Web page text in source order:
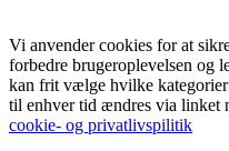
Vi anvender cookies for at
forbedre brugeroplevelsen og
kan frit vælge hvilke
til enhver tid ændres via linket
cookie- og privatlivspilitik